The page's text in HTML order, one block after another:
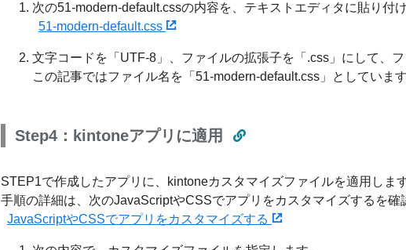
次の51-modern-default.cssの内容を、テキストエディタに貼り付け
51-modern-default.css
文字コードを「UTF-8」、ファイルの拡張子を「.css」にして、フ
この記事ではファイル名を「51-modern-default.css」としています
Step4：kintoneアプリに適用
STEP1で作成したアプリに、kintoneカスタマイズファイルを適用します
手順の詳細は、次のJavaScriptやCSSでアプリをカスタマイズするを確
JavaScriptやCSSでアプリをカスタマイズする